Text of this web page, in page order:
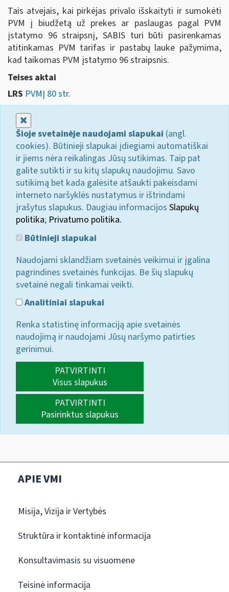
Tais atvejais, kai pirkėjas privalo išskaityti ir sumokėti
PVM į biudžetą už prekes ar paslaugas pagal PVM
įstatymo 96 straipsnį, SABIS turi būti pasirenkamas
atitinkamas PVM tarifas ir pastabų lauke pažymima,
kad taikomas PVM įstatymo 96 straipsnis.
Teises aktai
LRS PVMĮ 80 str.
Šioje svetainėje naudojami slapukai (angl.
cookies). Būtinieji slapukai įdiegiami automatiškai
ir jiems nėra reikalingas Jūsų sutikimas. Taip pat
galite sutikti ir su kitų slapukų naudojimu. Savo
sutikimą bet kada galėsite atšaukti pakeisdami
interneto naršyklės nustatymus ir ištrindami
įrašytus slapukus. Daugiau informacijos Slapukų
politika; Privatumo politika.
Būtinieji slapukai
Naudojami sklandžiam svetainės veikimui ir įgalina
pagrindines svetainės funkcijas. Be šių slapukų
svetainė negali tinkamai veikti.
Analitiniai slapukai
Renka statistinę informaciją apie svetainės
naudojimą ir naudojami Jūsų naršymo patirties
gerinimui.
PATVIRTINTI
Visus slapukus
PATVIRTINTI
Pasirinktus slapukus
APIE VMI
Misija, Vizija ir Vertybės
Struktūra ir kontaktinė informacija
Konsultavimasis su visuomene
Teisinė informacija